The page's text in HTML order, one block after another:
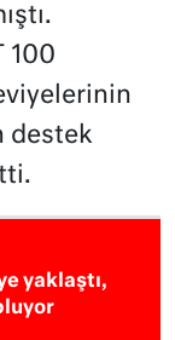
100
destek
yaklaştı,